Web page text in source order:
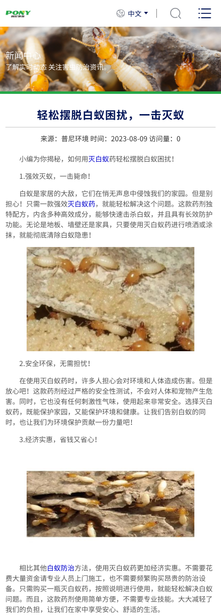
中文
新闻中心
了解实时动态 关注害虫防治资讯。
轻松摆脱白蚁困扰，一击灭蚁
来源：普尼环境 时间：2023-08-09 访问量： 0
小编为你揭秘，如何用灭白蚁药轻松摆脱白蚁困扰！
1.强效灭蚁，一击毙命！
白蚁是家居的大敌，它们在悄无声息中侵蚀我们的家园。但是别
担心！只需一款强效灭白蚁药，就能轻松解决这个问题。这款药剂独
特配方，内含多种高效成分，能够快速击杀白蚁，并且具有长效防护
功能。无论是地板、墙壁还是家具，只要使用灭白蚁药进行喷洒或涂
抹，就能彻底清除白蚁隐患！
2.安全环保，无需担忧！
在使用灭白蚁药时，许多人担心会对环境和人体造成伤害。但是
放心吧！这款药剂经过严格的安全性测试，不会对人体和宠物产生危
害。同时，它也没有任何刺激性气味，使用起来非常安全。选择灭白
蚁药，既能保护家园，又能保护环境和健康。让我们告别白蚁的同
时，也让我们为环境保护贡献一份力量吧！
3.经济实惠，省钱又省心！
相比其他白蚁防治方法，使用灭白蚁药更加经济实惠。不需要花
费大量资金请专业人员上门施工，也不需要频繁购买昂贵的防治设
备。只需购买一瓶灭白蚁药，按照说明进行使用，就能轻松解决白蚁
问题。而且，这款药剂使用简单方便，不需要专业技能。大大减轻了
我们的负担，让我们在家中享受安心、舒适的生活。